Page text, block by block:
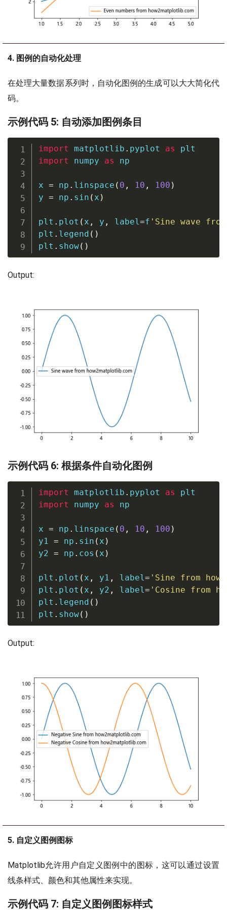
4. 图例的自动化处理
在处理大量数据系列时，自动化图例的生成可以大大简化代
码。
示例代码 5: 自动添加图例条目
import matplotlib . pyplot as
import numpy as np
x = np . linspace ( 0 , 10 , 100 )
y = np . sin ( x )
plt . plot ( x , y , label=f 'Sine wave
plt . legend ( )
plt . show( )
Output:
示例代码 6: 根据条件自动化图例
import matplotlib . pyplot as
import numpy as np
x = np . linspace ( 0 , 10 , 100 )
y1 = np . sin ( x )
y2 = np . cos ( x )
plt . plot ( x , y1 , label = 'Sine from
plt . plot ( x , y2 , label = 'Cosine from
plt . legend ( )
plt . show( )
Output:
5. 自定义图例图标
Matplotlib允许用户自定义图例中的图标，这可以通过设置
线条样式、颜色和其他属性来实现。
示例代码 7: 自定义图例图标样式